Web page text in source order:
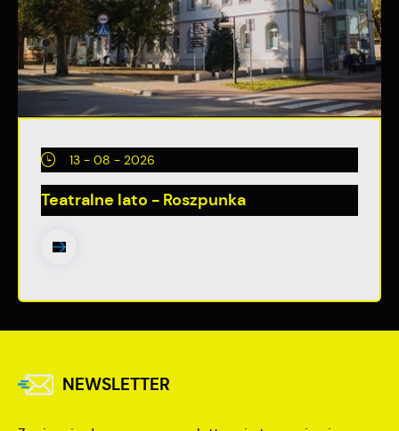
13 - 08 - 2026
Teatralne lato - Roszpunka
NEWSLETTER